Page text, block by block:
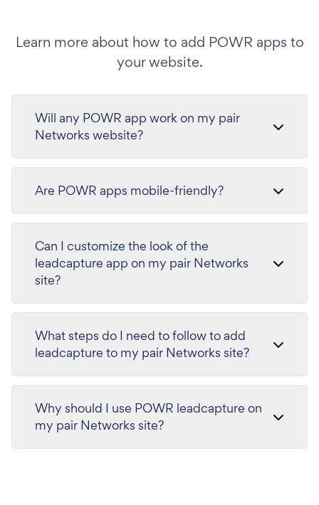
Learn more about how to add POWR apps to
your website.
Will any POWR app work on my pair
Networks website?
Are POWR apps mobile-friendly?
Can I customize the look of the
leadcapture app on my pair Networks
site?
What steps do I need to follow to add
leadcapture to my pair Networks site?
Why should I use POWR leadcapture on
my pair Networks site?